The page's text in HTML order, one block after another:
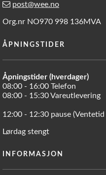
post@wee.no
Org.nr NO970 998 136MVA
ÅPNINGSTIDER
Åpningstider (hverdager)
08:00 - 16:00 Telefon
08:00 - 15:30 Vareutlevering
12:00 - 12:30 pause (Ventetid
Lørdag stengt
INFORMASJON